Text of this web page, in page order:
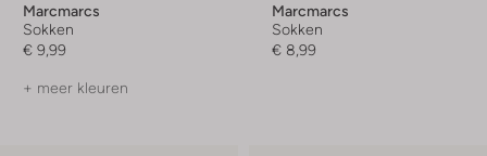
Marcmarcs
Sokken
€ 9,99
+ meer kleuren
Marcmarcs
Sokken
€ 8,99